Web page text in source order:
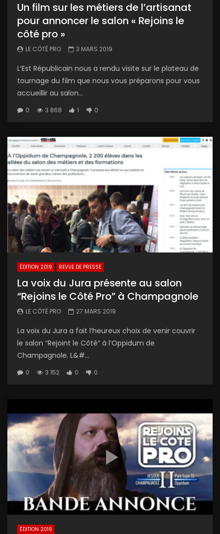
Un film sur les métiers de l’artisanat
pour annoncer le salon « Rejoins le
côté pro »
LE CÔTÉ PRO 3 MARS 2019
L’Est Républicain nous a rendu visite sur le plateau de
tournage du film que nous vous préparons pour vous
accueillir au salon...
0 3 868 1 0
ÉDITION 2019 REVUE DE PRESSE
La voix du Jura présente au salon
“Rejoins le Côté Pro” à Champagnole
LE CÔTÉ PRO 27 MARS 2019
La voix du Jura a fait l’heureux choix de venir couvrir
le salon “Rejoint le Côté” à l’Oppidum de
Champagnole. L&#...
0 3 152 0 0
ÉDITION 2019